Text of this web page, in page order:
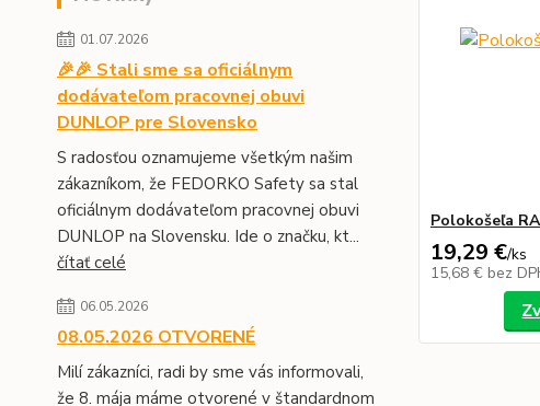
01.07.2026
🎉🎉 Stali sme sa oficiálnym
dodávateľom pracovnej obuvi
DUNLOP pre Slovensko
S radosťou oznamujeme všetkým našim
zákazníkom, že FEDORKO Safety sa stal
oficiálnym dodávateľom pracovnej obuvi
DUNLOP na Slovensku. Ide o značku, kt...
čítať celé
06.05.2026
08.05.2026 OTVORENÉ
Milí zákazníci, radi by sme vás informovali,
že 8. mája máme otvorené v štandardnom
Polokošeľa
19,29 €/ks
15,68 € bez